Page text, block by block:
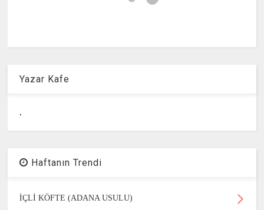
Yazar Kafe
.
Haftanın Trendi
İÇLİ KÖFTE (ADANA USULU)